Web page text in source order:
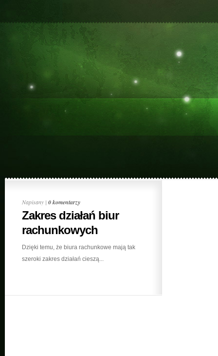
Napisany | 0 komentarzy
Zakres działań biur
rachunkowych
Dzięki temu, że biura rachunkowe mają tak
szeroki zakres działań cieszą...